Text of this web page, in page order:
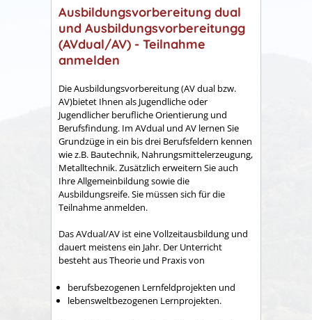
Ausbildungsvorbereitung dual
und Ausbildungsvorbereitungg
(AVdual/AV) - Teilnahme
anmelden
Die Ausbildungsvorbereitung (AV dual bzw.
AV)bietet Ihnen als Jugendliche oder
Jugendlicher berufliche Orientierung und
Berufsfindung. Im AVdual und AV lernen Sie
Grundzüge in ein bis drei Berufsfeldern kennen
wie z.B. Bautechnik, Nahrungsmittelerzeugung,
Metalltechnik. Zusätzlich erweitern Sie auch
Ihre Allgemeinbildung sowie die
Ausbildungsreife. Sie müssen sich für die
Teilnahme anmelden.
Das AVdual/AV ist eine Vollzeitausbildung und
dauert meistens ein Jahr. Der Unterricht
besteht aus Theorie und Praxis von
berufsbezogenen Lernfeldprojekten und
lebensweltbezogenen Lernprojekten.